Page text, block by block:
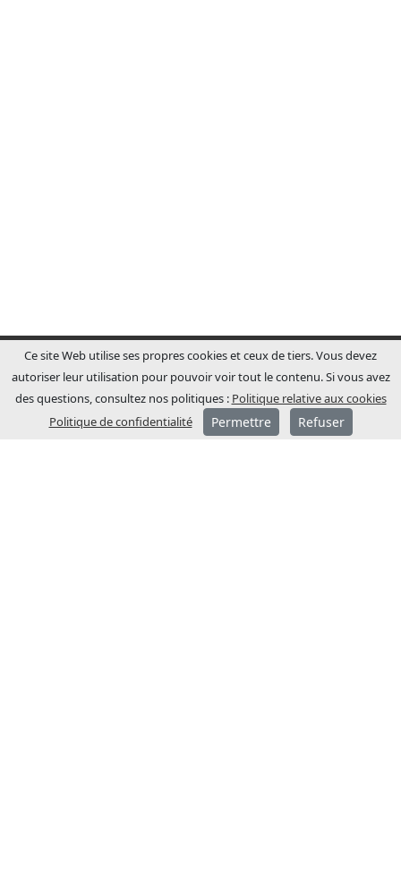
Ce site Web utilise ses propres cookies et ceux de tiers. Vous devez
autoriser leur utilisation pour pouvoir voir tout le contenu. Si vous avez
des questions, consultez nos politiques : Politique relative aux cookies
Politique de confidentialité
Permettre Refuser